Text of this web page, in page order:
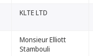
KLTE LTD
Monsieur Elliott
Stambouli